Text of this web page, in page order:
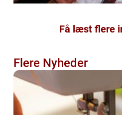
Få læst flere
Flere Nyheder